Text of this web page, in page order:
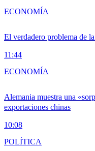
El verdadero problema de
11:44
ECONOMÍA
Alemania muestra una
exportaciones chinas
10:08
ECONOMÍA
POLÍTICA